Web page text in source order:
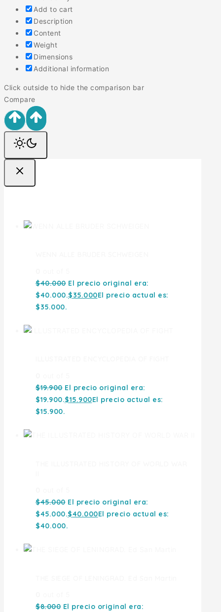
Add to cart
Description
Content
Weight
Dimensions
Additional information
Click outside to hide the comparison bar
Compare
$40.000 El precio original era:
$40.000.$35.000El precio actual es:
$35.000.
$19.900 El precio original era:
$19.900.$15.900El precio actual es:
$15.900.
$45.000 El precio original era:
$45.000.$40.000El precio actual es:
$40.000.
$8.000 El precio original era: